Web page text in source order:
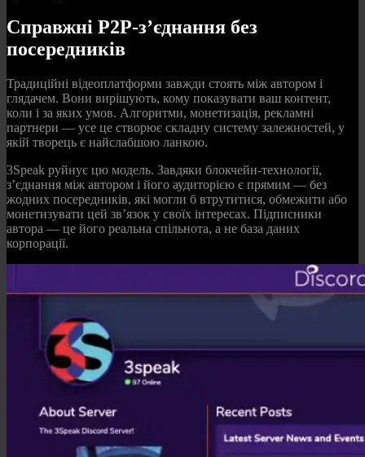
Справжні P2P-з’єднання без
посередників
Традиційні відеоплатформи завжди стоять між автором і
глядачем. Вони вирішують, кому показувати ваш контент,
коли і за яких умов. Алгоритми, монетизація, рекламні
партнери — усе це створює складну систему залежностей, у
якій творець є найслабшою ланкою.
3Speak руйнує цю модель. Завдяки блокчейн-технології,
з’єднання між автором і його аудиторією є прямим — без
жодних посередників, які могли б втрутитися, обмежити або
монетизувати цей зв’язок у своїх інтересах. Підписники
автора — це його реальна спільнота, а не база даних
корпорації.